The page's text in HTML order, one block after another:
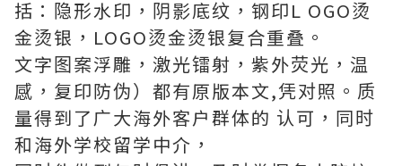
括：隐形水印，阴影底纹，钢印L OGO烫
金烫银，LOGO烫金烫银复合重叠。
文字图案浮雕，激光镭射，紫外荧光，温
感，复印防伪）都有原版本文,凭对照。质
量得到了广大海外客户群体的 认可，同时
和海外学校留学中介，